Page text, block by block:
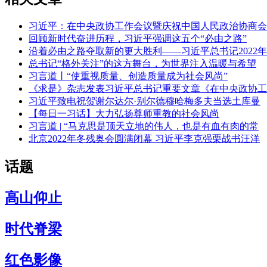
习近平：在中央政协工作会议暨庆祝中国人民政治协商
回顾新时代奋进历程，习近平强调这五个“必由之路”
沿着必由之路夺取新的更大胜利——习近平总书记2022年
总书记“格外关注”的这方舞台，为世界注入温暖与希望
习言道丨“使重视质量、创造质量成为社会风尚”
《求是》杂志发表习近平总书记重要文章《在中央政协工
习近平致电祝贺谢尔达尔·别尔德穆哈梅多夫当选土库曼
【每日一习话】大力弘扬尊师重教的社会风尚
习言道 | “马克思是顶天立地的伟人，也是有血有肉的常
北京2022年冬残奥会圆满闭幕 习近平李克强栗战书汪洋
话题
高山仰止
时代脊梁
红色影像